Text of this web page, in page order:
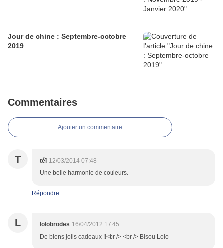
Jour de chine : Septembre-octobre
2019
Commentaires
Ajouter un commentaire
T téï 12/03/2014 07:48
Une belle harmonie de couleurs.
Répondre
L lolobrodes 16/04/2012 17:45
De biens jolis cadeaux !!<br /> <br /> Bisou Lolo